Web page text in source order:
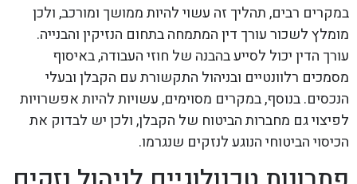
במקרים רבים, תהליך זה עשוי להיות ממושך ומורכב, ולכן
מומלץ לשכור עורך דין המתמחה בתחום הנזיקין והבנייה.
עורך הדין יכול לסייע בהבנה של חוזי העבודה, באיסוף
מסמכים רלוונטיים ובניהול התקשורת עם הקבלן ובעלי
הנכסים. בנוסף, במקרים מסוימים, עשויות להיות אפשרויות
לפיצוי גם מחברות הביטוח של הקבלן, ולכן יש לבדוק את
הכיסוי הביטוחי הנוגע לנזקים שנגרמו.